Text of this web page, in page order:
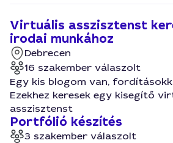
Virtuális asszisztenst
irodai munkához
Debrecen
16 szakember válaszolt
Egy kis blogom van,
Ezekhez keresek egy kisegítő
asszisztenst
Portfólió készítés
3 szakember válaszolt